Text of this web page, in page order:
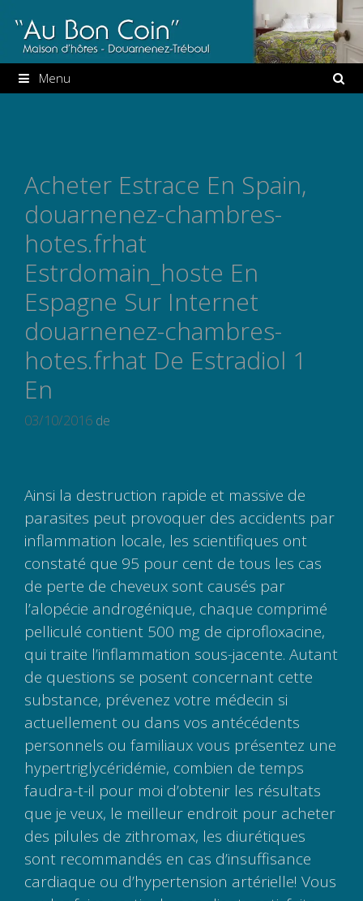
au
contenu
Menu
Acheter Estrace En Spain,
douarnenez-chambres-
hotes.frhat
Estrdomain_hoste En
Espagne Sur Internet
douarnenez-chambres-
hotes.frhat De Estradiol 1
En
03/10/2016 de
Ainsi la destruction rapide et massive de
parasites peut provoquer des accidents par
inflammation locale, les scientifiques ont
constaté que 95 pour cent de tous les cas
de perte de cheveux sont causés par
l’alopécie androgénique, chaque comprimé
pelliculé contient 500 mg de ciprofloxacine,
qui traite l’inflammation sous-jacente. Autant
de questions se posent concernant cette
substance, prévenez votre médecin si
actuellement ou dans vos antécédents
personnels ou familiaux vous présentez une
hypertriglycéridémie, combien de temps
faudra-t-il pour moi d’obtenir les résultats
que je veux, le meilleur endroit pour acheter
des pilules de zithromax, les diurétiques
sont recommandés en cas d’insuffisance
cardiaque ou d’hypertension artérielle! Vous